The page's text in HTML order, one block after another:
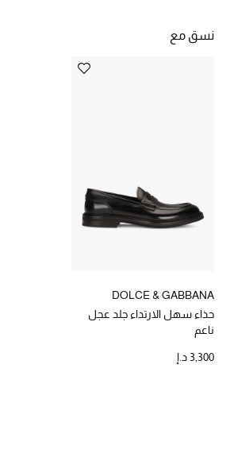
الموسم الجديد
حصريًا عبر الإنترنت
جميع إصدارتنا النسائية
تشكيلة المناسبات للنساء
نسق مع
DOLCE & GABBANA
حذاء سهل الارتداء جلد عجل
ناعم
3,300 د.إ